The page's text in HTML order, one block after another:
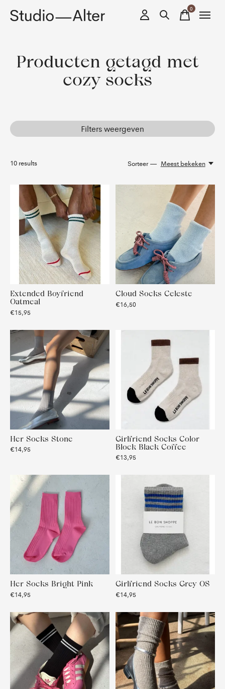
0items
Producten getagd met
cozy socks
Filters weergeven
10 results Sorteer — Meest bekeken
Extended Boyfriend
Oatmeal
€15,95
Cloud Socks Celeste
€16,50
Her Socks Stone
€14,95
Girlfriend Socks Color
Block Black Coffee
€13,95
Her Socks Bright Pink
€14,95
Girlfriend Socks Grey OS
€14,95